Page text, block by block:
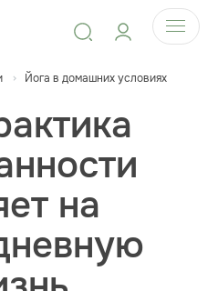
Йога в домашних условиях
на